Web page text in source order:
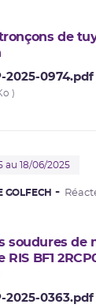
de
2025-0974.pdf
)
au 18/06/2025
GOLFECH
soudures de
BF1
2025-0363.pdf